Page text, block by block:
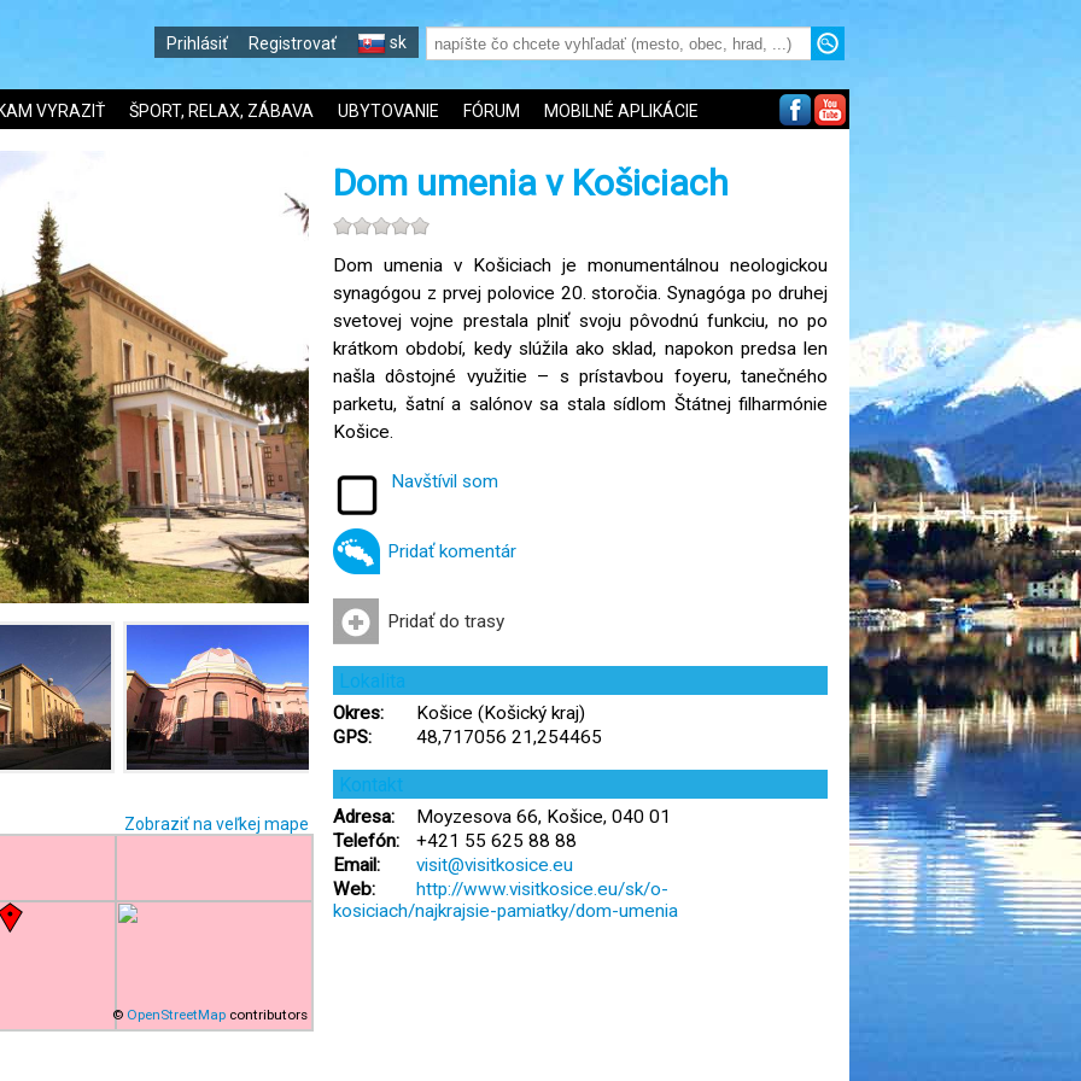
Prihlásiť Registrovať sk
VYRAZIŤ ŠPORT, RELAX, ZÁBAVA UBYTOVANIE FÓRUM MOBILNÉ APLIKÁCIE
Zobraziť na veľkej mape
© OpenStreetMap contributors
Dom umenia v Košiciach
Dom umenia v Košiciach je monumentálnou neologickou
synagógou z prvej polovice 20. storočia. Synagóga po druhej
svetovej vojne prestala plniť svoju pôvodnú funkciu, no po
krátkom období, kedy slúžila ako sklad, napokon predsa len
našla dôstojné využitie – s prístavbou foyeru, tanečného
parketu, šatní a salónov sa stala sídlom Štátnej filharmónie
Košice.
Navštívil som
Pridať komentár
Pridať do trasy
Lokalita
Okres:
Košice (Košický kraj)
GPS:
48,717056 21,254465
Kontakt
Adresa:
Moyzesova 66, Košice, 040 01
Telefón:
+421 55 625 88 88
Email:
visit@visitkosice.eu
Web:
http://www.visitkosice.eu/sk/o-
kosiciach/najkrajsie-pamiatky/dom-umenia